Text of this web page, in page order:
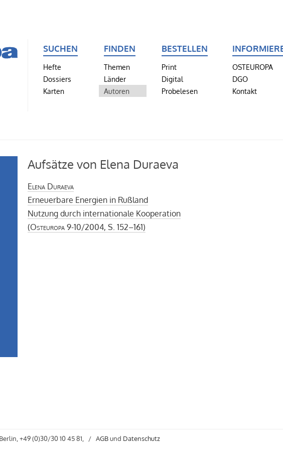
SUCHEN
Hefte
Dossiers
Karten
FINDEN
Themen
Länder
Autoren
BESTELLEN
Print
Digital
Probelesen
OSTEUROPA
DGO
Kontakt
Aufsätze von Elena Duraeva
Elena Duraeva
Erneuerbare Energien in Rußland
Nutzung durch internationale Kooperation
(Osteuropa 9-10/2004, S. 152–161)
+49 (0)30/30 10 45 81, /AGBund Datenschutz